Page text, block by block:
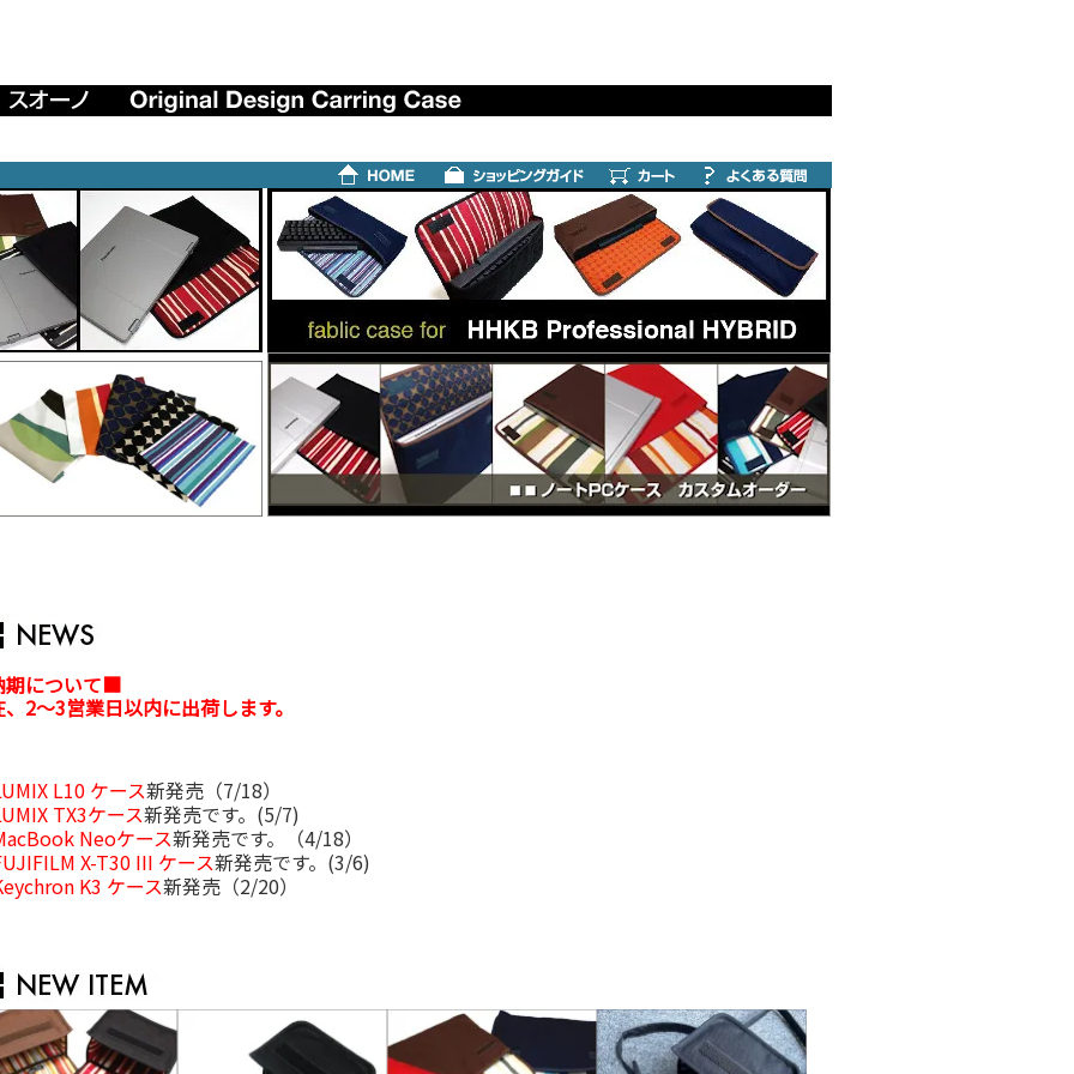
について■
2～3営業日以内に出荷します。
L10 ケース新発売（7/18）
TX3ケース新発売です。(5/7)
Neoケース新発売です。（4/18）
X-T30 III ケース新発売です。(3/6)
K3 ケース新発売（2/20）